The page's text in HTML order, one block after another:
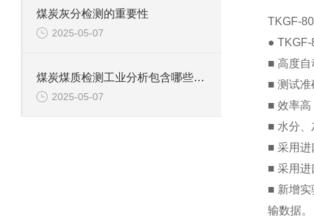
TKGF-
●
■ 高度
■ 测试
■ 效率
■ 水分
■ 采用
■ 采用
■ 新增
输数据。
煤炭灰分检测的重要性
2025-05-07
煤炭煤质检测工业分析包含哪些项目？鹤壁新天科为您解答
2025-05-07